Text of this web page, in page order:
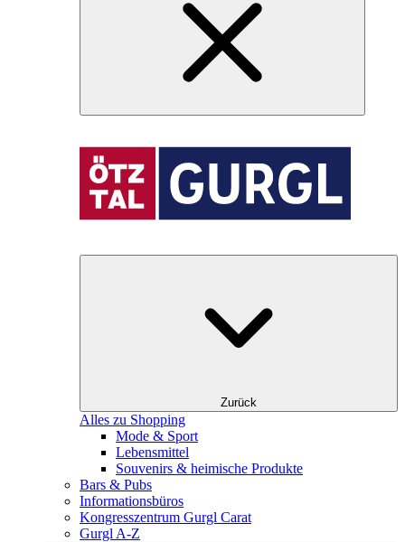
Zurück
Alles zu Shopping
Mode & Sport
Lebensmittel
Souvenirs & heimische Produkte
Bars & Pubs
Informationsbüros
Kongresszentrum Gurgl Carat
Gurgl A-Z